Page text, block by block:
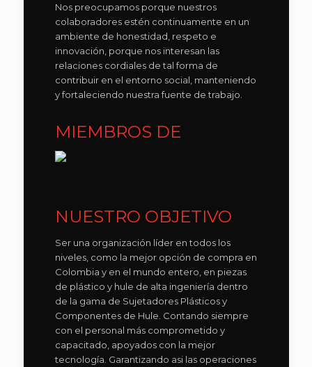
Nos preocupamos porque nuestros
colaboradores estén continuamente en un
ambiente de honestidad, respeto e
innovación, porque nos interesan las
relaciones cordiales de tal forma de
contribuir en el entorno social, manteniendo
y fortaleciendo nuestra fuente de trabajo.
MIEMBROS DE
NUESTRO OBJETIVO
Ser una organización líder en todos los
niveles, como la mejor opción de compra en
Colombia y en el mundo entero, en piezas
de plástico y hule de alta ingeniería dentro
de la gama de Sujetadores Plásticos y
Componentes de Hule. Contando siempre
con el personal más comprometido y
capacitado, apoyados con la mejor
tecnología. Garantizando asi las operaciones